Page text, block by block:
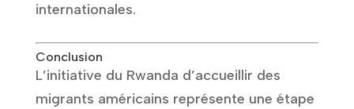
internationales.
Conclusion
L’initiative du Rwanda d’accueillir des
migrants américains représente une étape